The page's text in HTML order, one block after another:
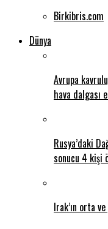
Birkibris.com
Dünya
Avrupa
hava dalgası
Rusya’daki
sonucu 4 kişi
Irak’ın orta